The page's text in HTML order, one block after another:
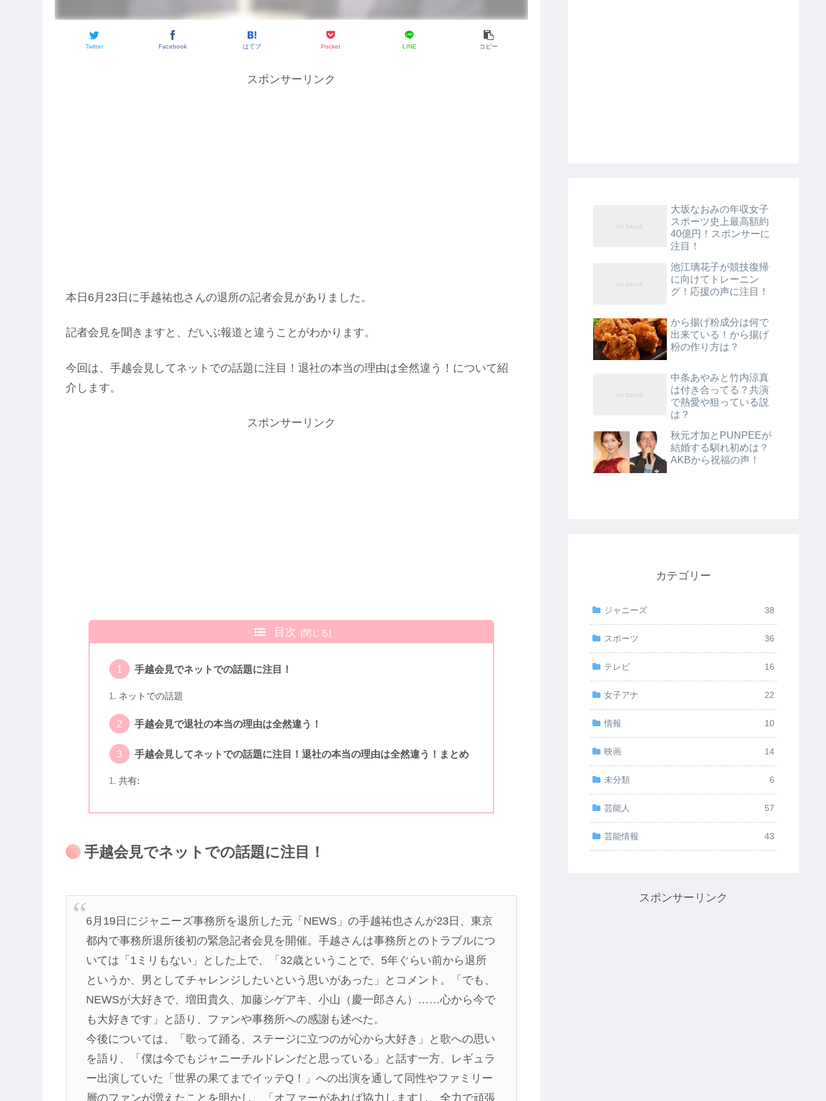
Twitter Facebook はてブ Pocket LINE コピー
スポンサーリンク
本日6月23日に手越祐也さんの退所の記者会見がありました。
記者会見を聞きますと、だいぶ報道と違うことがわかります。
今回は、手越会見してネットでの話題に注目！退社の本当の理由は全然違う！について紹
介します。
スポンサーリンク
目次
手越会見でネットでの話題に注目！
ネットでの話題
手越会見で退社の本当の理由は全然違う！
手越会見してネットでの話題に注目！退社の本当の理由は全然違う！まとめ
共有:
手越会見でネットでの話題に注目！
6月19日にジャニーズ事務所を退所した元「NEWS」の手越祐也さんが23日、東京
都内で事務所退所後初の緊急記者会見を開催。手越さんは事務所とのトラブルにつ
いては「1ミリもない」とした上で、「32歳ということで、5年ぐらい前から退所
というか、男としてチャレンジしたいという思いがあった」とコメント。「でも、
NEWSが大好きで、増田貴久、加藤シゲアキ、小山（慶一郎さん）……心から今で
も大好きです」と語り、ファンや事務所への感謝も述べた。
今後については、「歌って踊る、ステージに立つのが心から大好き」と歌への思い
を語り、「僕は今でもジャニーチルドレンだと思っている」と話す一方、レギュラ
ー出演していた「世界の果てまでイッテQ！」への出演を通して同性やファミリー
層のファンが増えたことを明かし、「オファーがあれば協力しますし、全力で頑張
大坂なおみの年収女子
スポーツ史上最高額約
40億円！スポンサーに
注目！
池江璃花子が競技復帰
に向けてトレーニン
グ！応援の声に注目！
から揚げ粉成分は何で
出来ている！から揚げ
粉の作り方は？
中条あやみと竹内涼真
は付き合ってる？共演
で熱愛や狙っている説
は？
秋元才加とPUNPEEが
結婚する馴れ初めは？
AKBから祝福の声！
カテゴリー
ジャニーズ 38
スポーツ 36
テレビ 16
女子アナ 22
情報 10
映画 14
未分類 6
芸能人 57
芸能情報 43
スポンサーリンク